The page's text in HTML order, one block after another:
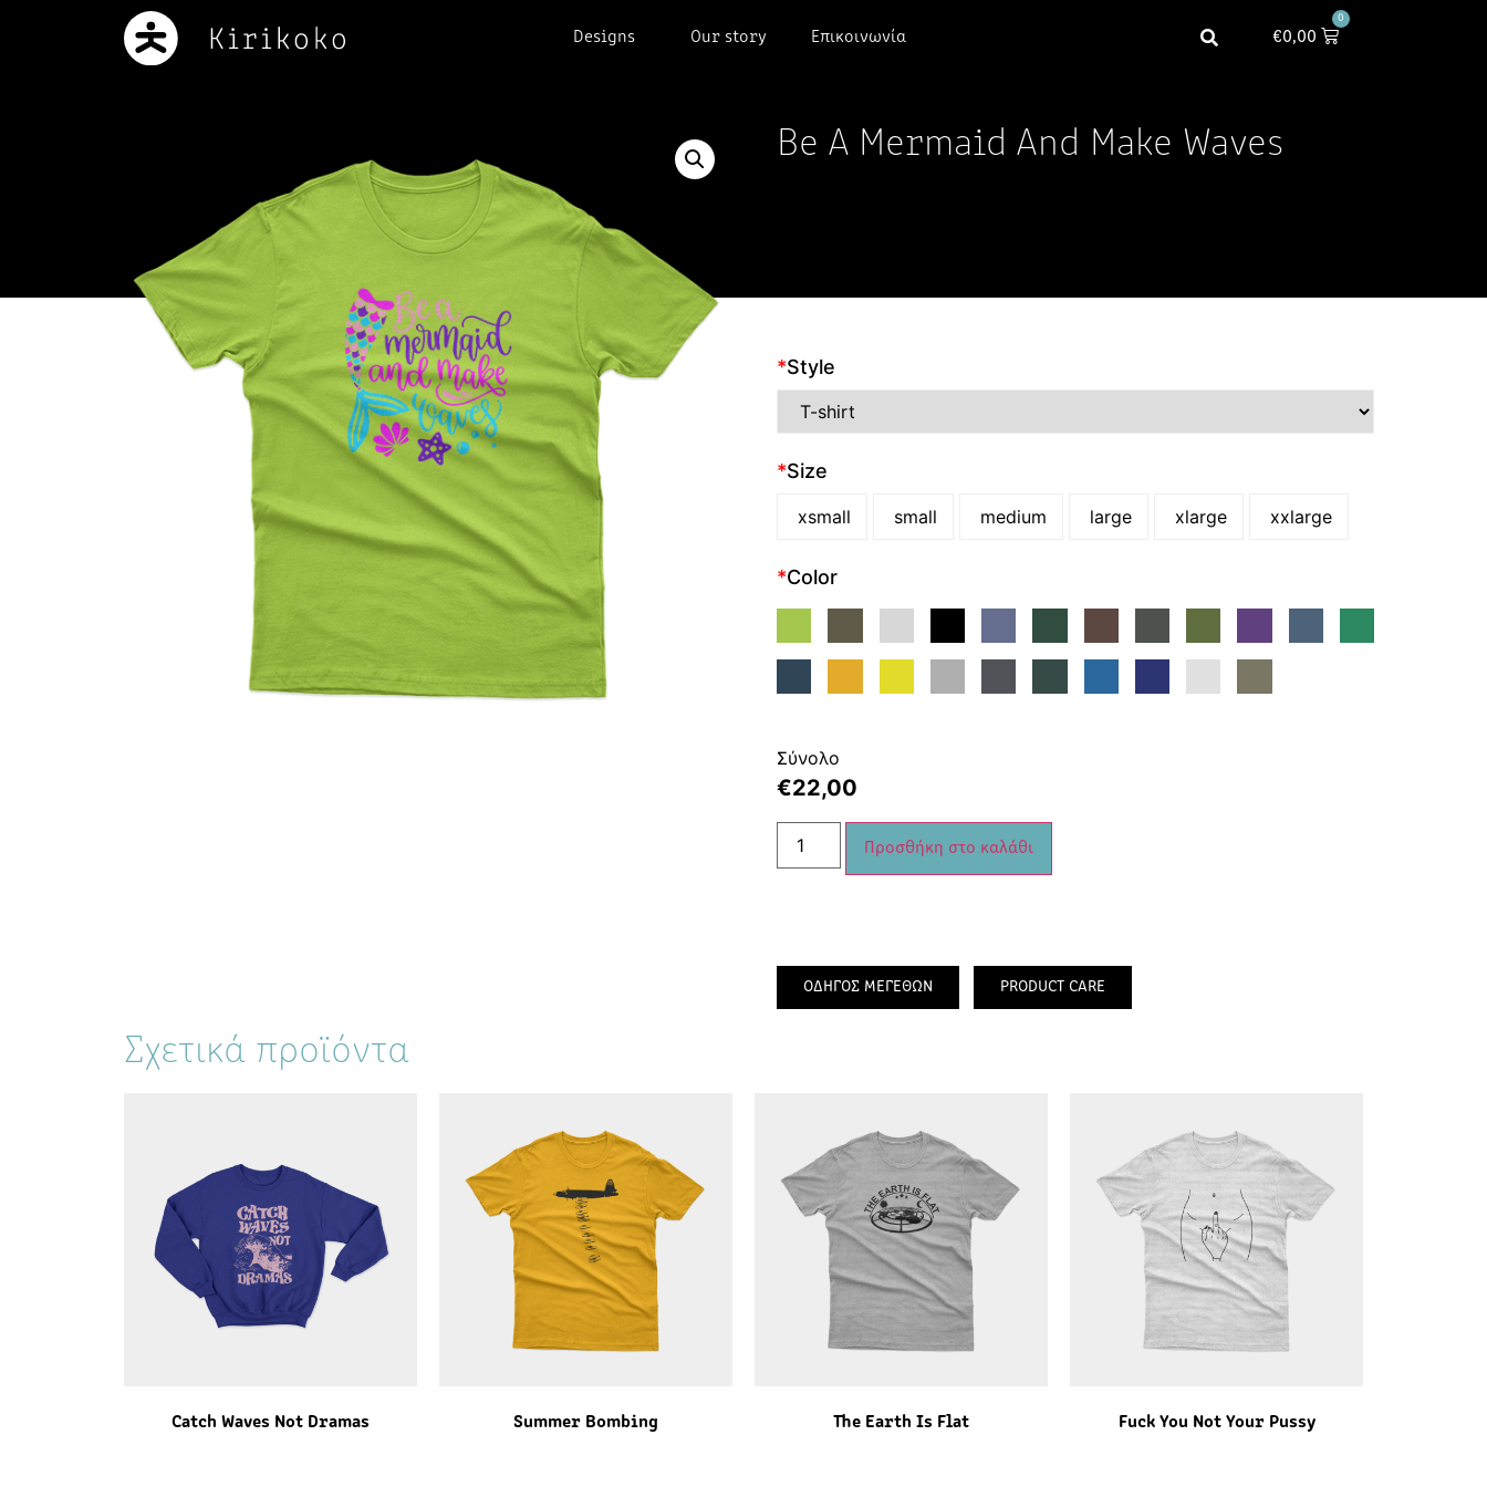
Designs Our story Επικοινωνία €0,00
0
Be A Mermaid And Make Waves
*Style
*Size
xsmall small medium large xlarge xxlarge
*Color
Σύνολο
€22,00
Προσθήκη στο καλάθι
ΟΔΗΓΟΣ ΜΕΓΕΘΩΝ PRODUCT CARE
Σχετικά προϊόντα
Catch Waves Not Dramas Summer Bombing The Earth Is Flat Fuck You Not Your Pussy